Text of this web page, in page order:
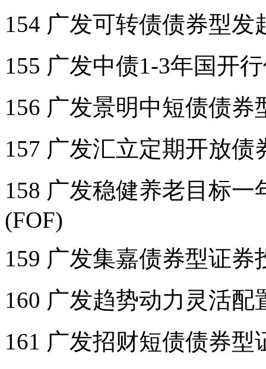
154 广发可转债债券型
155 广发中债1-3年国开
156 广发景明中短债债券
157 广发汇立定期开放
158 广发稳健养老目标
(FOF)
159 广发集嘉债券型证券
160 广发趋势动力灵活
161 广发招财短债债券型